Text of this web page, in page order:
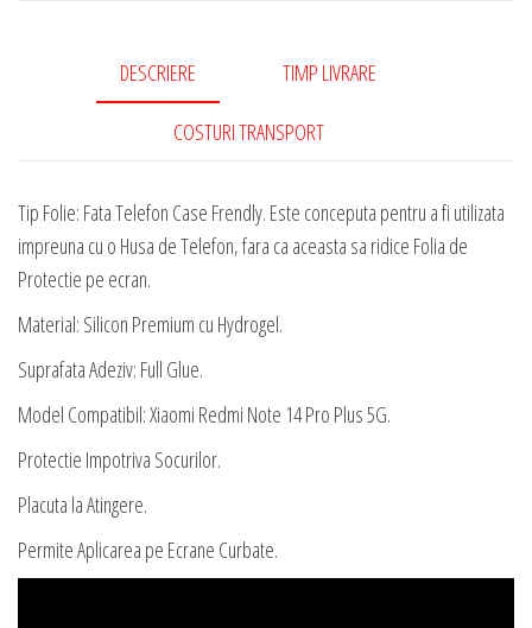
Premium
Hydrogel
DESCRIERE TIMP LIVRARE
COSTURI TRANSPORT
Tip Folie: Fata Telefon Case Frendly. Este conceputa pentru a fi utilizata
impreuna cu o Husa de Telefon, fara ca aceasta sa ridice Folia de
Protectie pe ecran.
Material: Silicon Premium cu Hydrogel.
Suprafata Adeziv: Full Glue.
Model Compatibil: Xiaomi Redmi Note 14 Pro Plus 5G.
Protectie Impotriva Socurilor.
Placuta la Atingere.
Permite Aplicarea pe Ecrane Curbate.